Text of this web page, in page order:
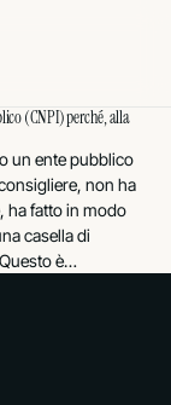
(CNPI) perché, alla
un ente pubblico
non ha
ha fatto in modo
casella di
è…